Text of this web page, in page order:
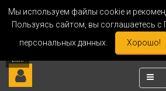
Мы используем файлы cookie и
Пользуясь сайтом, вы соглашаетесь с
персональных данных.
Хорошо!